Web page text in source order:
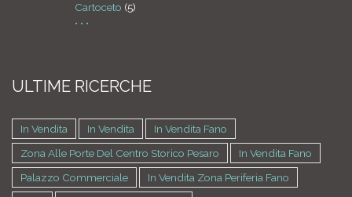
Cartoceto (5)
• • •
ULTIME RICERCHE
In Vendita In Vendita
In Vendita Fano
Zona Alle Porte Del Centro Storico Pesaro
In Vendita Fano
Palazzo Commerciale
In Vendita Zona Periferia Fano